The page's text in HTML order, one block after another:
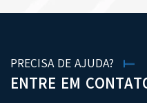
PRECISA DE AJUDA?
ENTRE EM